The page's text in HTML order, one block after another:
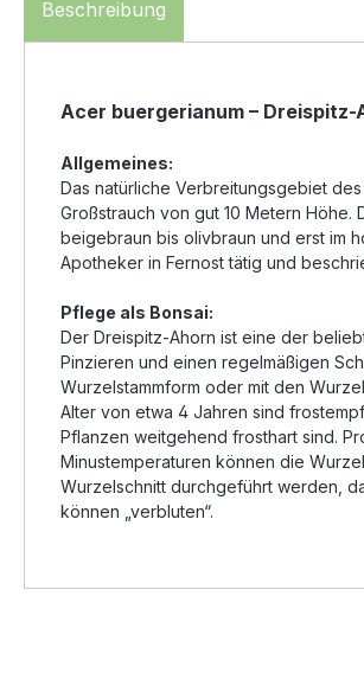
Beschreibung
Acer buergerianum – Dreispitz-
Allgemeines:
Das natürliche Verbreitungsgebiet
Großstrauch von gut 10 Metern
beigebraun bis olivbraun und erst im
Apotheker in Fernost tätig und
Pflege als Bonsai:
Der Dreispitz-Ahorn ist eine der
Pinzieren und einen regelmäßigen
Wurzelstammform oder mit den
Alter von etwa 4 Jahren sind
Pflanzen weitgehend frosthart sind.
Minustemperaturen können die
Wurzelschnitt durchgeführt werden,
können „verbluten“.